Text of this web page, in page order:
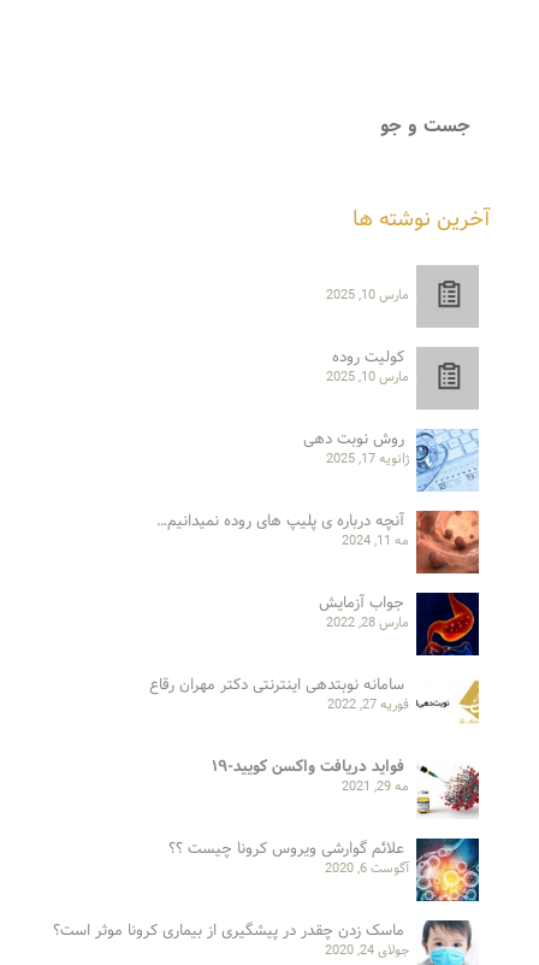
آخرین نوشته ها
مارس 10, 2025
کولیت روده
مارس 10, 2025
روش نوبت دهی
ژانویه 17, 2025
آنچه درباره ی پلیپ های روده نمیدانیم…
مه 11, 2024
جواب آزمایش
مارس 28, 2022
سامانه نوبتدهی اینترنتی دکتر مهران رقاع
فوریه 27, 2022
فواید دریافت واکسن کویید-۱۹
مه 29, 2021
علائم گوارشی ویروس کرونا چیست ؟؟
آگوست 6, 2020
ماسک زدن چقدر در پیشگیری از بیماری کرونا موثر است؟
جولای 24, 2020